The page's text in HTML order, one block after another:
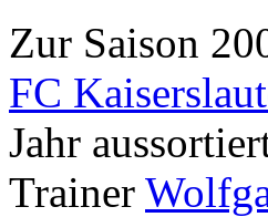
Zur Saison
FC
Jahr
Trainer